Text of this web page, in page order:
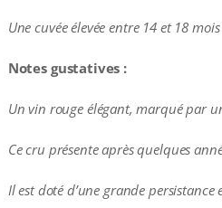
Une cuvée élevée entre 14 et 18
Notes gustatives :
Un vin rouge élégant, marqué par
Ce cru présente après quelques
Il est doté d’une grande